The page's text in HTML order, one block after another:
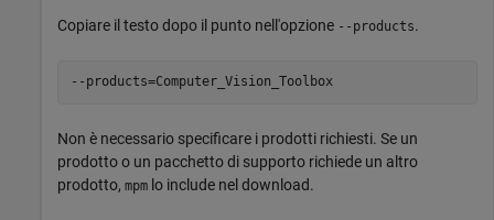
Copiare il testo dopo il punto nell'opzione --products.
--products=Computer_Vision_Toolbox
Non è necessario specificare i prodotti richiesti. Se un
prodotto o un pacchetto di supporto richiede un altro
prodotto, mpm lo include nel download.